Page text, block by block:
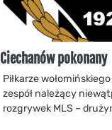
Ciechanów pokonany
Piłkarze
zespół należący
rozgrywek MLS –